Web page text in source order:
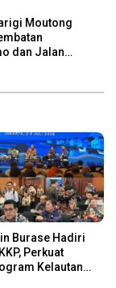
Moutong
dan Jalan
Burase Hadiri
Perkuat
Kelautan